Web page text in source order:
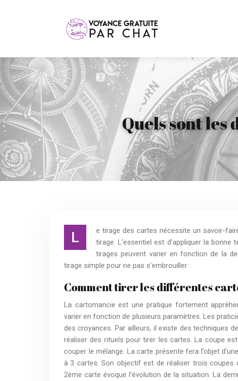
Quels sont les
L
e tirage des cartes nécessite un savoir-
tirage. L’essentiel est d’appliquer la
tirages peuvent varier en fonction de la
tirage simple pour ne pas s’embrouiller.
Comment tirer les différentes
La cartomancie est une pratique fortement
varier en fonction de plusieurs paramètres. Les
des croyances. Par ailleurs, il existe des techniques
réaliser des rituels pour tirer les cartes. La coupe
couper le mélange. La carte présente fera l’objet
à 3 cartes. Son objectif est de réaliser trois
2ème carte évoque l’évolution de la situation. La